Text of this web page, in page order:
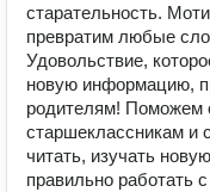
старательность.
превратим любые
Удовольствие,
новую информацию,
родителям! Поможем
старшеклассникам и
читать, изучать
правильно работать